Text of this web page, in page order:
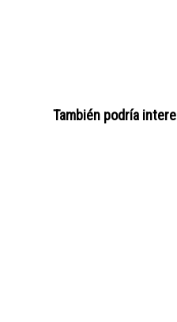
También podría